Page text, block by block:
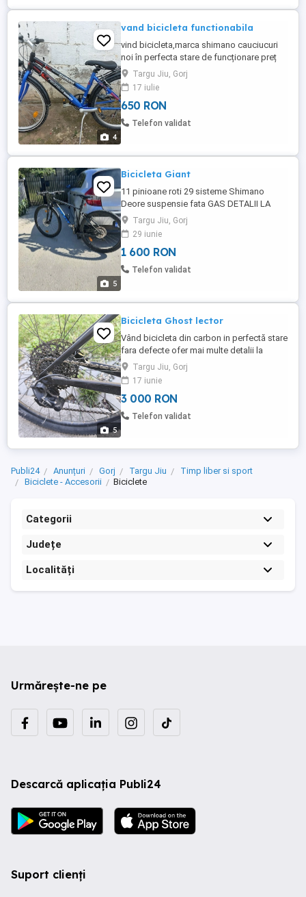
4
vand bicicleta functionabila
vind bicicleta,marca shimano cauciucuri
noi în perfecta stare de funcționare preț
650 RON preț fix
Targu Jiu, Gorj
17 iulie
650 RON
Telefon validat
5
Bicicleta Giant
11 pinioane roti 29 sisteme Shimano
Deore suspensie fata GAS DETALII LA
TEL .Pretul este negociabil .Necesita mici
investitii.
Targu Jiu, Gorj
29 iunie
1 600 RON
Telefon validat
5
Bicicleta Ghost lector
Vând bicicleta din carbon in perfectă stare
fara defecte ofer mai multe detalii la
telefon pentru cei interesați
Targu Jiu, Gorj
17 iunie
3 000 RON
Telefon validat
Publi24 Anunțuri Gorj Targu Jiu
Timp liber si sport
Biciclete - Accesorii
Biciclete
Categorii
Județe
Localități
Urmărește-ne pe
Descarcă aplicația Publi24
Suport clienți